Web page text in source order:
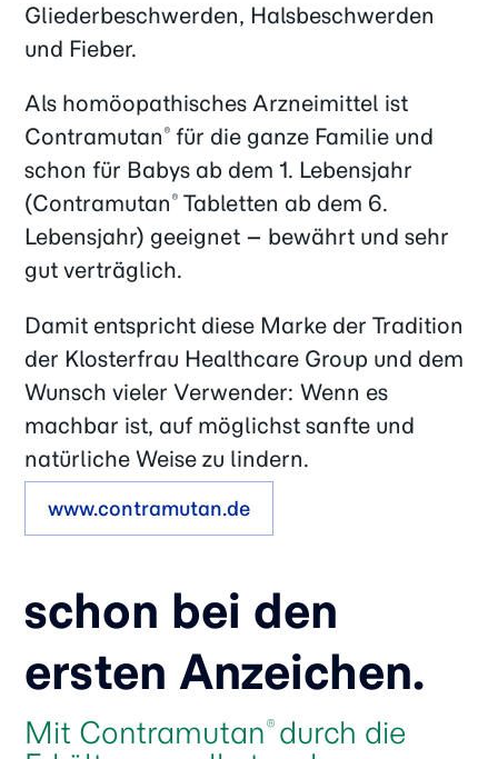
Gliederbeschwerden, Halsbeschwerden
und Fieber.
Als homöopathisches Arzneimittel ist
Contramutan ® für die ganze Familie und
schon für Babys ab dem 1. Lebensjahr
(Contramutan ® Tabletten ab dem 6.
Lebensjahr) geeignet – bewährt und sehr
gut verträglich.
Damit entspricht diese Marke der Tradition
der Klosterfrau Healthcare Group und dem
Wunsch vieler Verwender: Wenn es
machbar ist, auf möglichst sanfte und
natürliche Weise zu lindern.
www.contramutan.de
schon bei den
ersten Anzeichen.
Mit Contramutan® durch die